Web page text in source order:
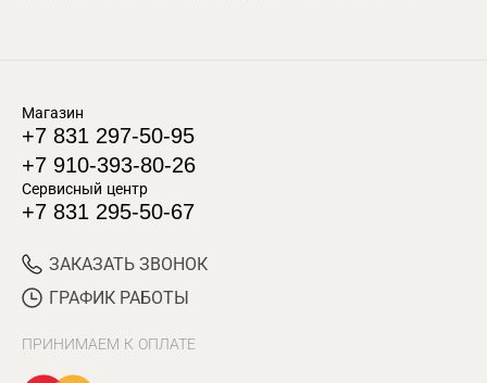
Магазин
+7 831 297-50-95
+7 910-393-80-26
Сервисный центр
+7 831 295-50-67
ЗАКАЗАТЬ ЗВОНОК
ГРАФИК РАБОТЫ
ПРИНИМАЕМ К ОПЛАТЕ